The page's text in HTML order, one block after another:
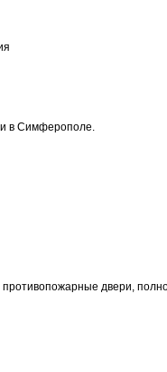
в Симферополе.
двери,